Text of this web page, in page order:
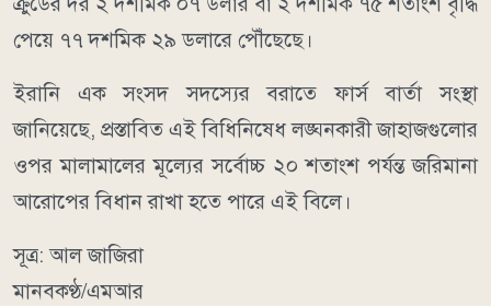
পেয়ে ৭৭ দশমিক ২৯ ডলারে পৌঁছেছে।
ইরানি এক সংসদ সদস্যের বরাতে ফার্স বার্তা সংস্থা
জানিয়েছে, প্রস্তাবিত এই বিধিনিষেধ লঙ্ঘনকারী জাহাজগুলোর
ওপর মালামালের মূল্যের সর্বোচ্চ ২০ শতাংশ পর্যন্ত জরিমানা
আরোপের বিধান রাখা হতে পারে এই বিলে।
সূত্র: আল জাজিরা
মানবকণ্ঠ/এমআর